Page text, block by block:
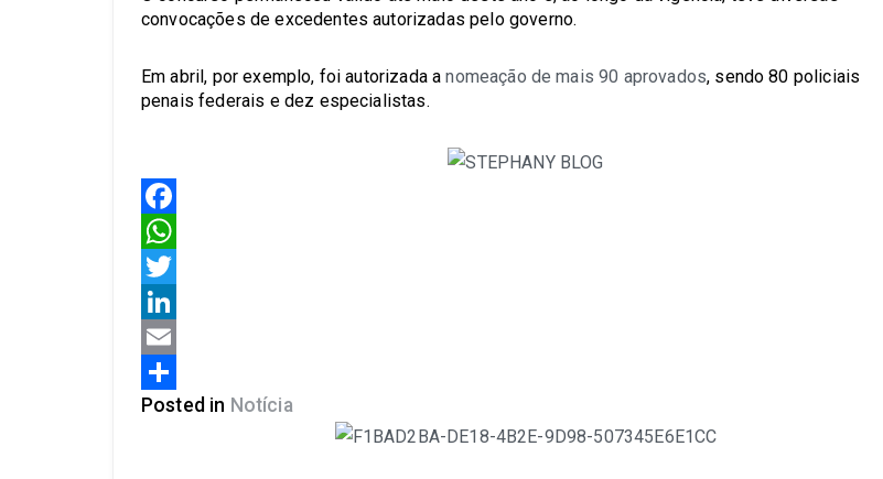
convocações de excedentes autorizadas pelo governo.
Em abril, por exemplo, foi autorizada anomeação de mais 90 aprovados, sendo 80 policiais
penais federais e dez especialistas.
Facebook
WhatsApp
Twitter
LinkedIn
Email
Share
Posted in Notícia